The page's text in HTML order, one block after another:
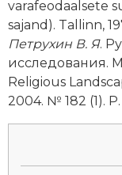
Новая история
Новейшая
Нумизматика
varafeodaalsete
sajand). Tallinn,
Петрухин В. Я.
исследования.
Religious
2004. № 182 (1). P.